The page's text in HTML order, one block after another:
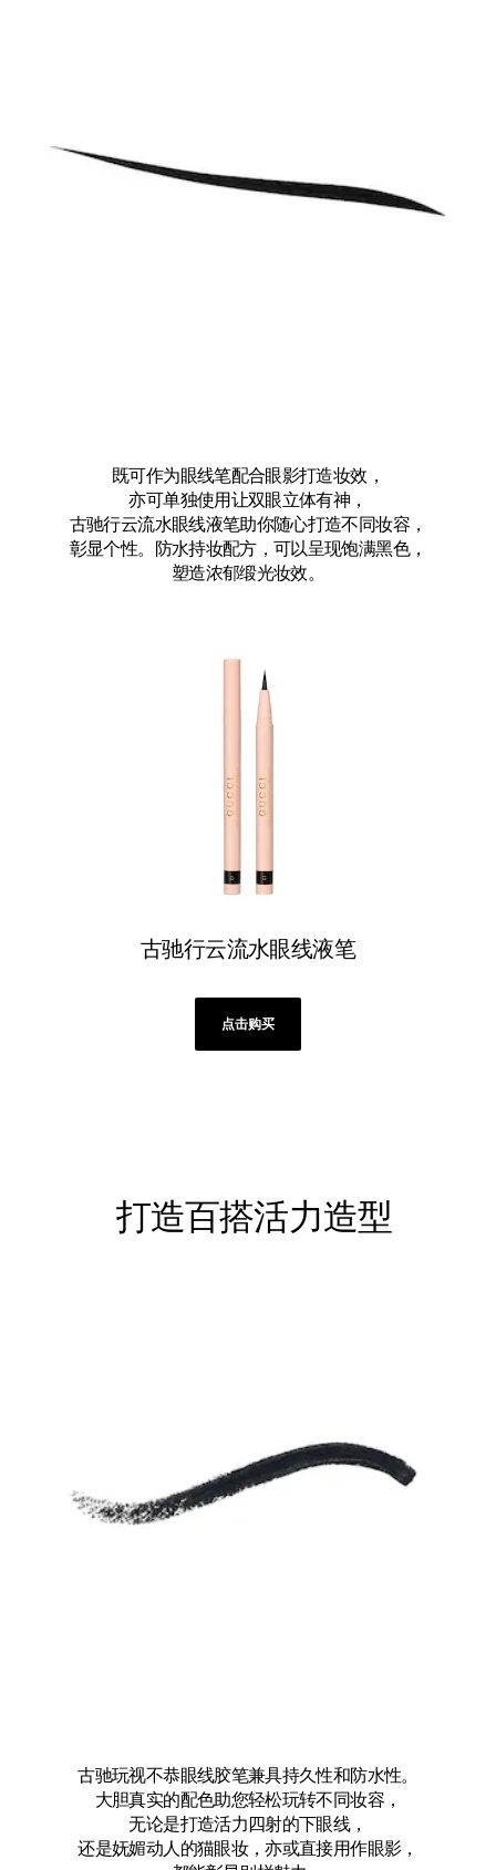
既可作为眼线笔配合眼影打造妆效，
亦可单独使用让双眼立体有神，
古驰行云流水眼线液笔助你随心打造不同妆容，
彰显个性。防水持妆配方，可以呈现饱满黑色，
塑造浓郁缎光妆效。
古驰行云流水眼线液笔
点击购买
打造百搭活力造型
古驰玩视不恭眼线胶笔兼具持久性和防水性。
大胆真实的配色助您轻松玩转不同妆容，
无论是打造活力四射的下眼线，
还是妩媚动人的猫眼妆，亦或直接用作眼影，